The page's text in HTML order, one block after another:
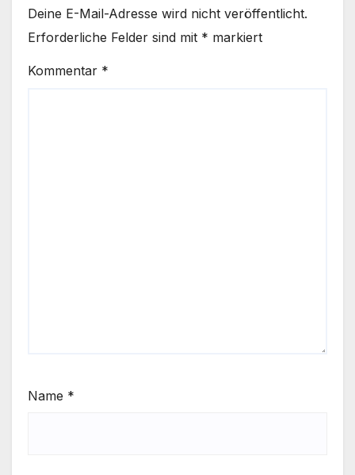
Deine E-Mail-Adresse wird nicht veröffentlicht.
Erforderliche Felder sind mit * markiert
Kommentar *
Name *